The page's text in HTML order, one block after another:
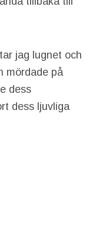
jag lugnet och
mördade på
dess
dess ljuvliga